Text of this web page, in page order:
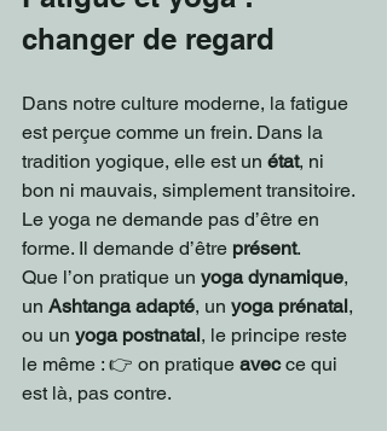
changer de regard
Dans notre culture moderne, la fatigue
est perçue comme un frein. Dans la
tradition yogique, elle est un état, ni
bon ni mauvais, simplement transitoire.
Le yoga ne demande pas d’être en
forme. Il demande d’être présent.
Que l’on pratique un yoga dynamique,
un Ashtanga adapté, un yoga prénatal,
ou un yoga postnatal, le principe reste
le même : 👉 on pratique avec ce qui
est là, pas contre.